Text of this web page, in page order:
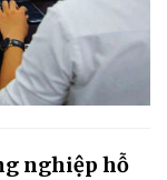
nghiệp hỗ